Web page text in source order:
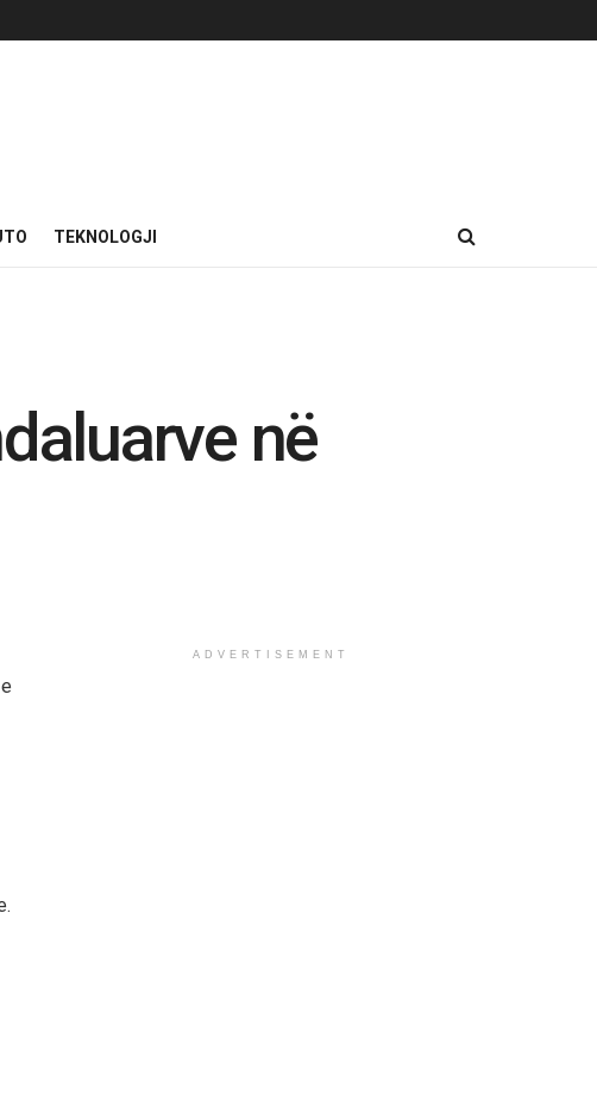
TEKNOLOGJI
në
ADVERTISEMENT